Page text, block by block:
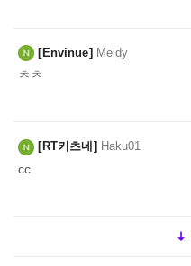
Envinue Meldy
ㅊㅊ
RT키츠네 Haku01
cc